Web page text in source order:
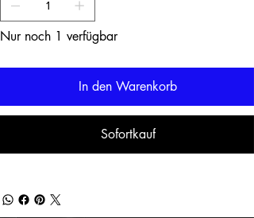
Nur noch 1 verfügbar
In den Warenkorb
Sofortkauf